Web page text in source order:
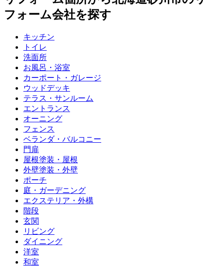
フォーム会社を探す
キッチン
トイレ
洗面所
お風呂・浴室
カーポート・ガレージ
ウッドデッキ
テラス・サンルーム
エントランス
オーニング
フェンス
ベランダ・バルコニー
門扉
屋根塗装・屋根
外壁塗装・外壁
ポーチ
庭・ガーデニング
エクステリア・外構
階段
玄関
リビング
ダイニング
洋室
和室